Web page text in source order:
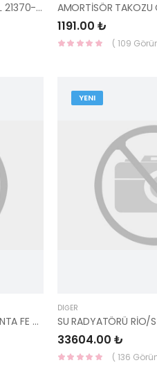
TRİGER KAPAĞI ALT ACCENT DİZEL 21370-27000 HMC
1191.00 ₺
( 109
AMORTİSÖR ÖN SOL HYUNDAİ SANTA FE 54650-2B200 YS
YENI
DIĞER
33604.00 ₺
( 136